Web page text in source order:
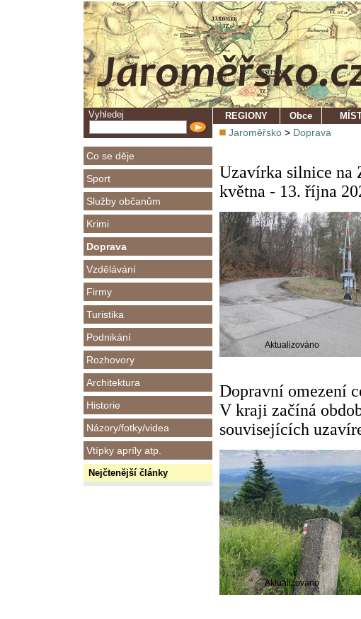
Vyhledej
Co se děje
Sport
Služby občanům
Krimi
Doprava
Vzdělávání
Firmy
Turistika
Podnikání
Rozhovory
Architektura
Historie
Názory/fotky/videa
Vtípky apríly atp.
Nejčtenější články
REGIONY
Obce
Jaroměřsko > Doprava
Uzavírka silnice na
května - 13. října
Aktualizováno
Dopravní omezení
V kraji začíná
souvisejících
Aktualizováno